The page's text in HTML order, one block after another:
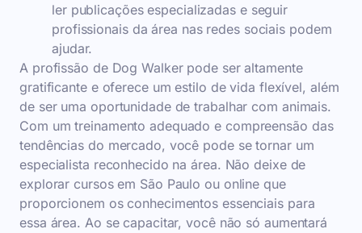
ler publicações especializadas e seguir
profissionais da área nas redes sociais podem
ajudar.
A profissão de Dog Walker pode ser altamente
gratificante e oferece um estilo de vida flexível, além
de ser uma oportunidade de trabalhar com animais.
Com um treinamento adequado e compreensão das
tendências do mercado, você pode se tornar um
especialista reconhecido na área. Não deixe de
explorar cursos em São Paulo ou online que
proporcionem os conhecimentos essenciais para
essa área. Ao se capacitar, você não só aumentará